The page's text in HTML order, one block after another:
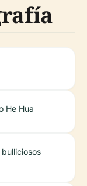
He Hua